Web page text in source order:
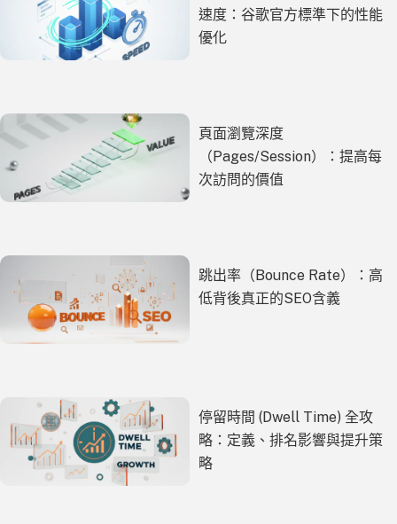
速度：谷歌官方標準下的性能
優化
頁面瀏覽深度
（Pages/Session）：提高每
次訪問的價值
跳出率（Bounce Rate）：高
低背後真正的SEO含義
停留時間 (Dwell Time) 全攻
略：定義、排名影響與提升策
略